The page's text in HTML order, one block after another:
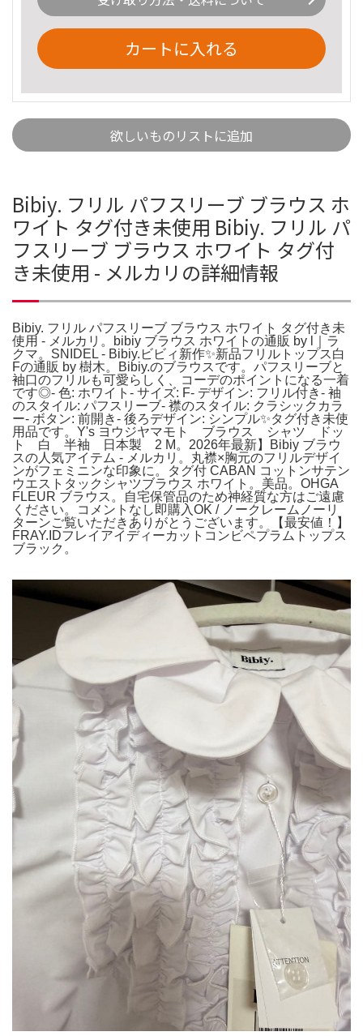
カートに入れる
欲しいものリストに追加
Bibiy. フリル パフスリーブ ブラウス ホ
ワイト タグ付き未使用 Bibiy. フリル パ
フスリーブ ブラウス ホワイト タグ付
き未使用 - メルカリの詳細情報
Bibiy. フリル パフスリーブ ブラウス ホワイト タグ付き未
使用 - メルカリ。bibiy ブラウス ホワイトの通販 by l｜ラ
クマ。SNIDEL - Bibiy.ビビィ新作✨新品フリルトップス白
Fの通販 by 樹木。Bibiy.のブラウスです。パフスリーブと
袖口のフリルも可愛らしく、コーデのポイントになる一着
です◎- 色: ホワイト- サイズ: F- デザイン: フリル付き- 袖
のスタイル: パフスリーブ- 襟のスタイル: クラシックカラ
ー- ボタン: 前開き- 後ろデザイン: シンプル✨タグ付き未使
用品です。Y's ヨウジヤマモト ブラウス シャツ ドッ
ト 白 半袖 日本製 2 M。2026年最新】Bibiy ブラウ
スの人気アイテム - メルカリ。丸襟×胸元のフリルデザイ
ンがフェミニンな印象に。タグ付 CABAN コットンサテン
ウエストタックシャツブラウス ホワイト。美品。OHGA
FLEUR ブラウス。自宅保管品のため神経質な方はご遠慮
ください。コメントなし即購入OK / ノークレームノーリ
ターンご覧いただきありがとうございます。【最安値！】
FRAY.IDフレイアイディーカットコンビペプラムトップス
ブラック。